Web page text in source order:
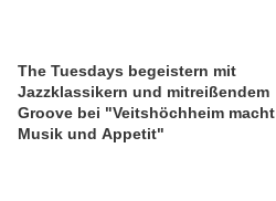
The Tuesdays begeistern mit
Jazzklassikern und mitreißendem
Groove bei "Veitshöchheim macht
Musik und Appetit"